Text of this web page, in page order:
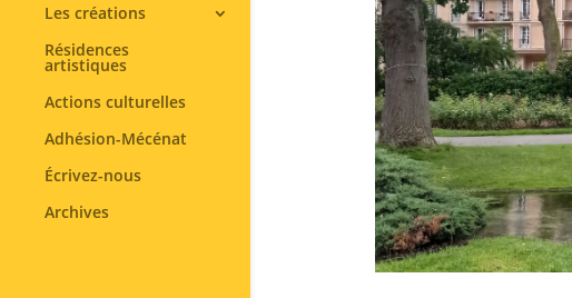
Les créations
Résidences
artistiques
Actions culturelles
Adhésion-Mécénat
Écrivez-nous
Archives